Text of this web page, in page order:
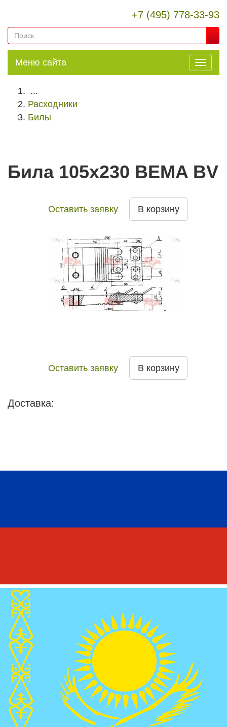
+7 (495) 778-33-93
Меню сайта
...
Расходники
Билы
Била 105x230 BEMA BV
Оставить заявку В корзину
Оставить заявку В корзину
Доставка: